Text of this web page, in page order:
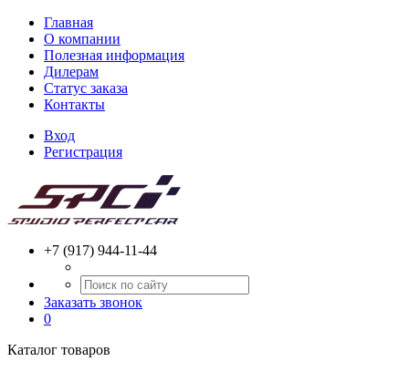
Главная
О компании
Полезная информация
Дилерам
Статус заказа
Контакты
Вход
Регистрация
+7 (917) 944-11-44
Заказать звонок
0
Каталог товаров